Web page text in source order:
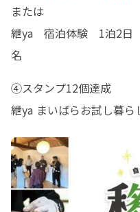
または
紲ya　宿泊体験　1泊2日
④スタンプ12個達成
紲ya まいばらお試し暮